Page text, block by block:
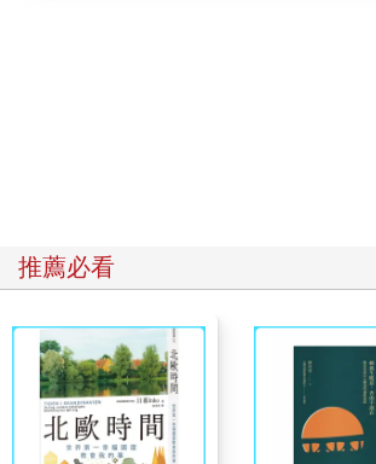
子建立穩定依附關係的父母、隨著時間更加相
扶持的朋友、在職場上擅長溝通與合作的這
斷他人，而是會努力去理解對方的內心，他們
色來推測，而是透過對話，觀察語言、行為、
對方的想法。 即使是親密關係中，他們也認
擁有不同內心世界的獨立個體，因此他們會假
解對方的心」，並抱持「我想更了解對方」
特徵是：謹慎、不輕率、不帶批判，並懷有
推薦必看